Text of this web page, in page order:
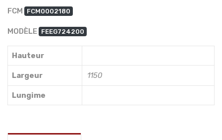
FCM FCM0002180
MODÈLE FEEG724200
Hauteur
Largeur 1150
Lungime